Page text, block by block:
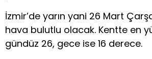
İzmir’de yarın yani 26 Mart
hava bulutlu olacak. Kentte en
gündüz 26, gece ise 16 derece.